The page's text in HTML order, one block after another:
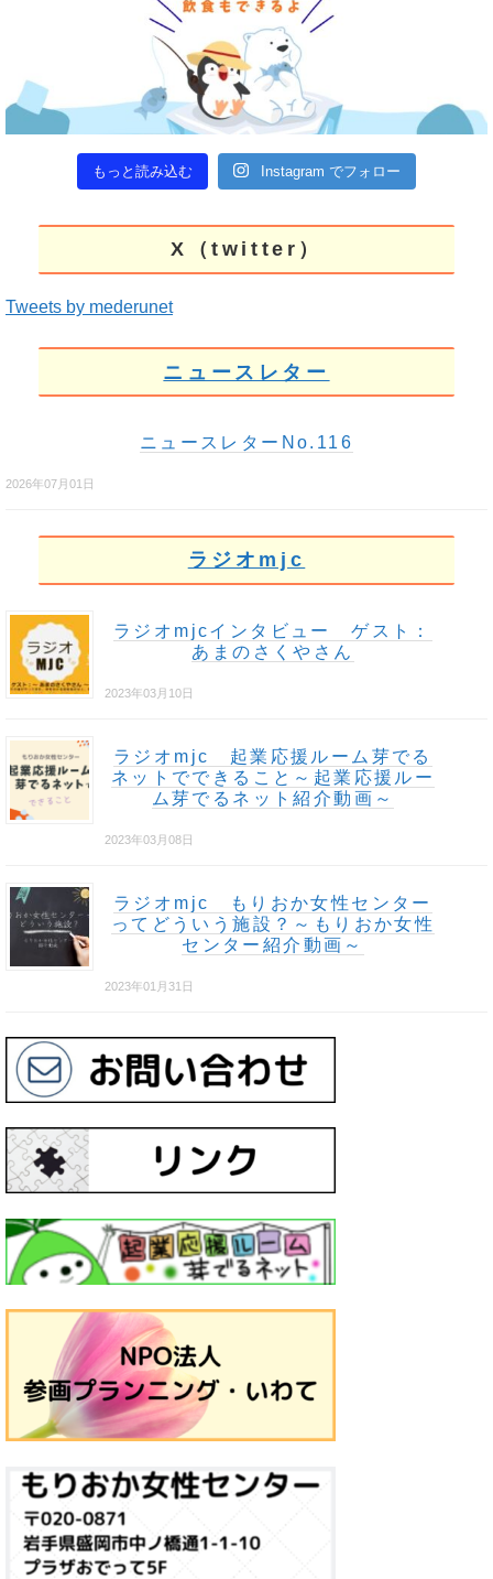
もっと読み込む Instagram でフォロー
X（twitter）
Tweets by mederunet
ニュースレター
ニュースレターNo.116
2026年07月01日
ラジオmjc
ラジオmjcインタビュー ゲスト：
あまのさくやさん
2023年03月10日
ラジオmjc 起業応援ルーム芽でる
ネットでできること～起業応援ルー
ム芽でるネット紹介動画～
2023年03月08日
ラジオmjc もりおか女性センター
ってどういう施設？～もりおか女性
センター紹介動画～
2023年01月31日